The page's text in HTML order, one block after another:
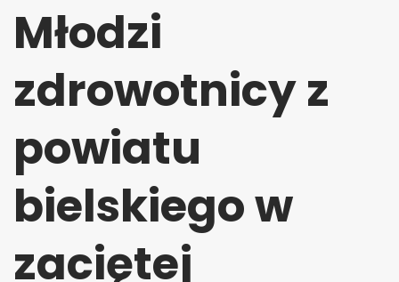
Młodzi
zdrowotnicy z
powiatu
bielskiego w
zaciętej